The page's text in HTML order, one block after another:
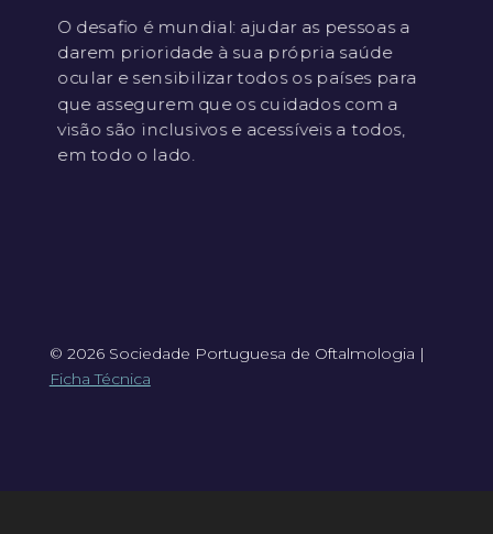
O desafio é mundial: ajudar as pessoas a
darem prioridade à sua própria saúde
ocular e sensibilizar todos os países para
que assegurem que os cuidados com a
visão são inclusivos e acessíveis a todos,
em todo o lado.
© 2026 Sociedade Portuguesa de Oftalmologia |
Ficha Técnica